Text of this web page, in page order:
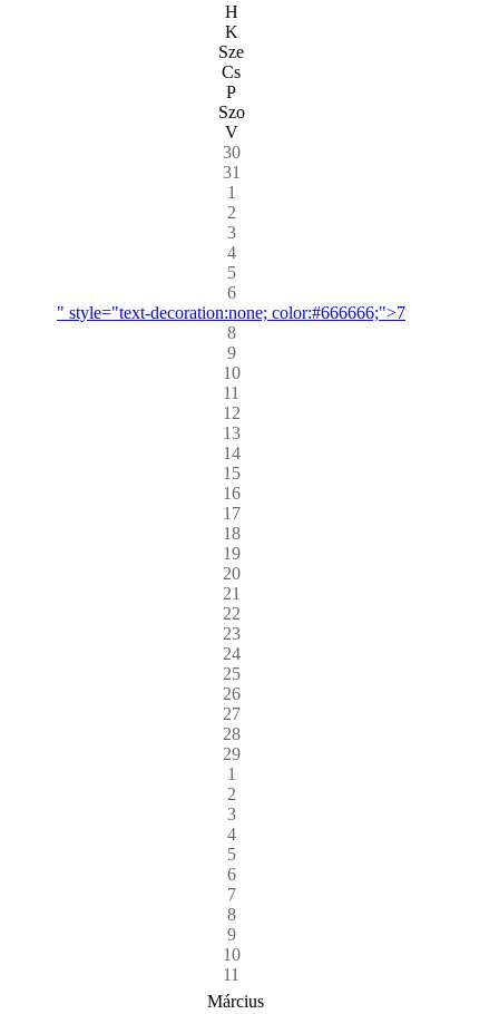
H
K
Sze
Cs
P
Szo
V
30
31
1
2
3
4
5
6
" style="text-decoration:none; color:#666666;">7
8
9
10
11
12
13
14
15
16
17
18
19
20
21
22
23
24
25
26
27
28
29
1
2
3
4
5
6
7
8
9
10
11
Március